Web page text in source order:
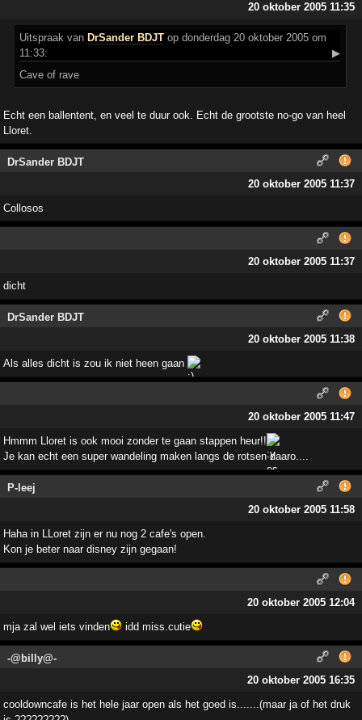
20 oktober 2005 11:35
Uitspraak van DrSander BDJT op donderdag 20 oktober 2005 om
11:33:
▶
Cave of rave
Echt een ballentent, en veel te duur ook. Echt de grootste no-go van heel
Lloret.
DrSander BDJT
20 oktober 2005 11:37
Collosos
20 oktober 2005 11:37
dicht
DrSander BDJT
20 oktober 2005 11:38
Als alles dicht is zou ik niet heen gaan
20 oktober 2005 11:47
Hmmm Lloret is ook mooi zonder te gaan stappen heur!!
Je kan echt een super wandeling maken langs de rotsen daaro....
P-leej
20 oktober 2005 11:58
Haha in LLoret zijn er nu nog 2 cafe's open.
Kon je beter naar disney zijn gegaan!
20 oktober 2005 12:04
mja zal wel iets vinden idd miss.cutie
-@billy@-
20 oktober 2005 16:35
cooldowncafe is het hele jaar open als het goed is.......(maar ja of het druk